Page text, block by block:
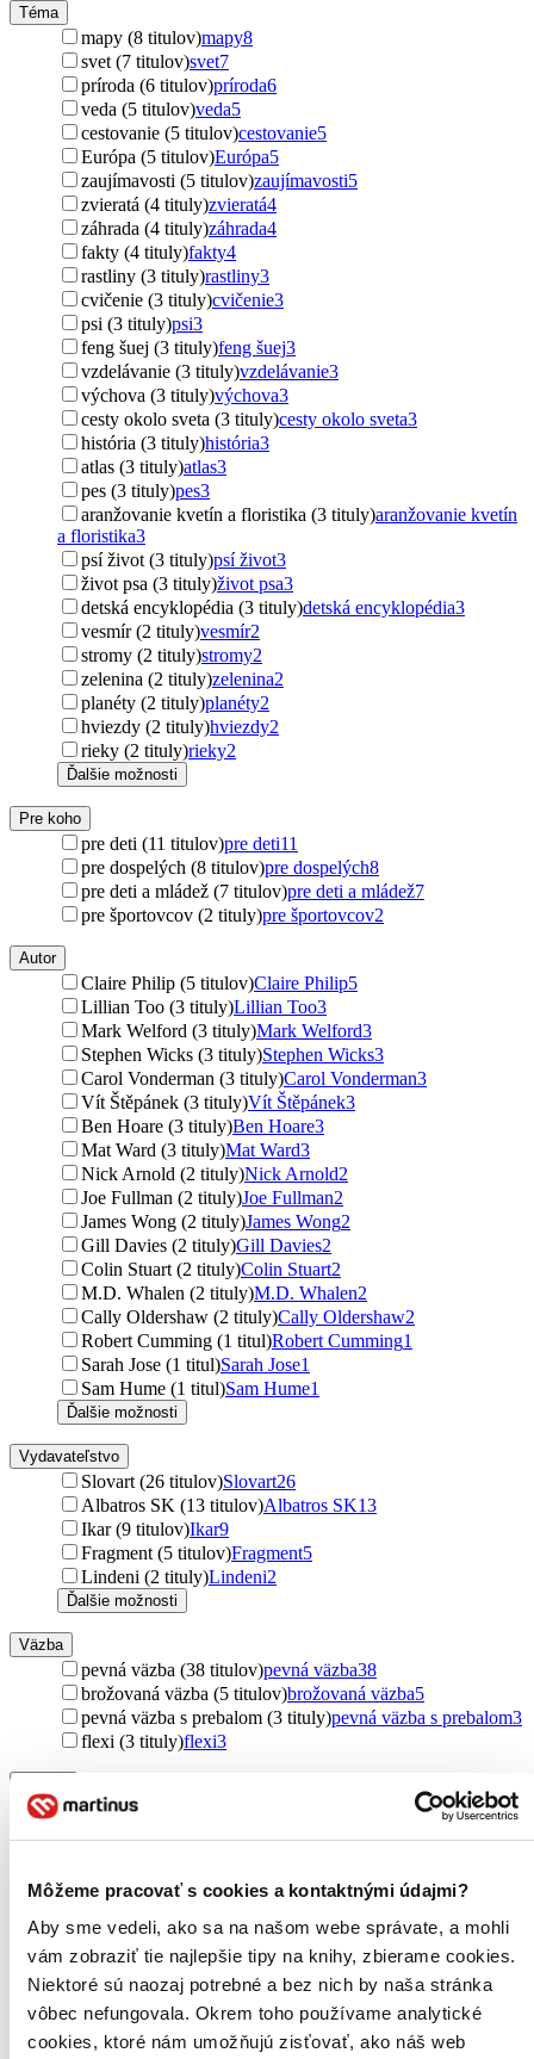
Môžeme pracovať s cookies a kontaktnými údajmi?
Aby sme vedeli, ako sa na našom webe správate, a mohli
vám zobraziť tie najlepšie tipy na knihy, zbierame cookies.
Niektoré sú naozaj potrebné a bez nich by naša stránka
vôbec nefungovala. Okrem toho používame analytické
cookies, ktoré nám umožňujú zisťovať, ako náš web
Téma
mapy (8 titulov)mapy8
svet (7 titulov)svet7
príroda (6 titulov)príroda6
veda (5 titulov)veda5
cestovanie (5 titulov)cestovanie5
Európa (5 titulov)Európa5
zaujímavosti (5 titulov)zaujímavosti5
zvieratá (4 tituly)zvieratá4
záhrada (4 tituly)záhrada4
fakty (4 tituly)fakty4
rastliny (3 tituly)rastliny3
cvičenie (3 tituly)cvičenie3
psi (3 tituly)psi3
feng šuej (3 tituly)feng šuej3
vzdelávanie (3 tituly)vzdelávanie3
výchova (3 tituly)výchova3
cesty okolo sveta (3 tituly)cesty okolo sveta3
história (3 tituly)história3
atlas (3 tituly)atlas3
pes (3 tituly)pes3
aranžovanie kvetín a floristika (3 tituly)aranžovanie kvetín
a floristika3
psí život (3 tituly)psí život3
život psa (3 tituly)život psa3
detská encyklopédia (3 tituly)detská encyklopédia3
vesmír (2 tituly)vesmír2
stromy (2 tituly)stromy2
zelenina (2 tituly)zelenina2
planéty (2 tituly)planéty2
hviezdy (2 tituly)hviezdy2
rieky (2 tituly)rieky2
Ďalšie možnosti
Pre koho
pre deti (11 titulov)pre deti11
pre dospelých (8 titulov)pre dospelých8
pre deti a mládež (7 titulov)pre deti a mládež7
pre športovcov (2 tituly)pre športovcov2
Autor
Claire Philip (5 titulov)Claire Philip5
Lillian Too (3 tituly)Lillian Too3
Mark Welford (3 tituly)Mark Welford3
Stephen Wicks (3 tituly)Stephen Wicks3
Carol Vonderman (3 tituly)Carol Vonderman3
Vít Štěpánek (3 tituly)Vít Štěpánek3
Ben Hoare (3 tituly)Ben Hoare3
Mat Ward (3 tituly)Mat Ward3
Nick Arnold (2 tituly)Nick Arnold2
Joe Fullman (2 tituly)Joe Fullman2
James Wong (2 tituly)James Wong2
Gill Davies (2 tituly)Gill Davies2
Colin Stuart (2 tituly)Colin Stuart2
M.D. Whalen (2 tituly)M.D. Whalen2
Cally Oldershaw (2 tituly)Cally Oldershaw2
Robert Cumming (1 titul)Robert Cumming1
Sarah Jose (1 titul)Sarah Jose1
Sam Hume (1 titul)Sam Hume1
Ďalšie možnosti
Vydavateľstvo
Slovart (26 titulov)Slovart26
Albatros SK (13 titulov)Albatros SK13
Ikar (9 titulov)Ikar9
Fragment (5 titulov)Fragment5
Lindeni (2 tituly)Lindeni2
Ďalšie možnosti
Väzba
pevná väzba (38 titulov)pevná väzba38
brožovaná väzba (5 titulov)brožovaná väzba5
pevná väzba s prebalom (3 tituly)pevná väzba s prebalom3
flexi (3 tituly)flexi3
E-kniha: PDF (4 tituly)
Zúžiť výber
Zoradiť